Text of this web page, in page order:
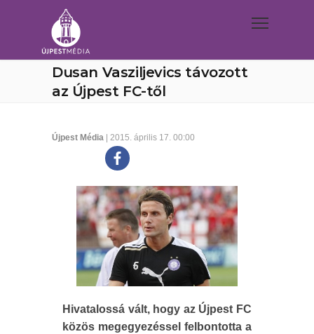
Dusan Vasziljevics távozott
az Újpest FC-től
Újpest Média | 2015. április 17. 00:00
Hivatalossá vált, hogy az Újpest FC
közös megegyezéssel felbontotta a